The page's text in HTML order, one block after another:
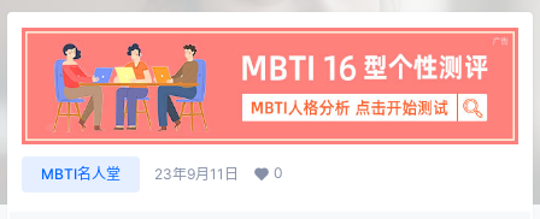
MBTI名人堂 23年9月11日 0